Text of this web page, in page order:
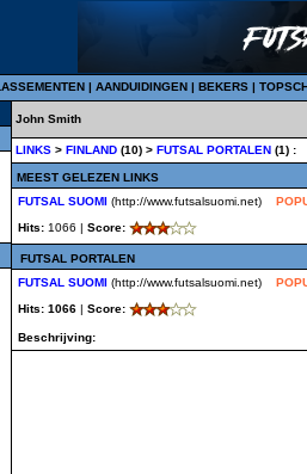
| AANDUIDINGEN | BEKERS |
John Smith
LINKS > FINLAND (10) > FUTSAL PORTALEN (1) :
MEEST GELEZEN LINKS
FUTSAL SUOMI (http://www.futsalsuomi.net)
Hits: 1066 | Score:
FUTSAL PORTALEN
FUTSAL SUOMI (http://www.futsalsuomi.net)
Hits: 1066 | Score:
Beschrijving: